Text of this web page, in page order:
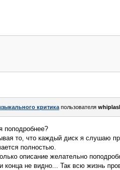
критика пользователя
поподробнее?
то, что каждый диск я слушаю
полностью.
описание желательно
конца не видно... Так всю жизнь